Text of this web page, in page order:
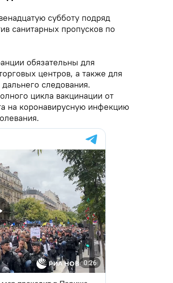
субботу подряд
санитарных пропусков по
обязательны для
центров, а также для
следования.
цикла вакцинации от
на коронавирусную инфекцию